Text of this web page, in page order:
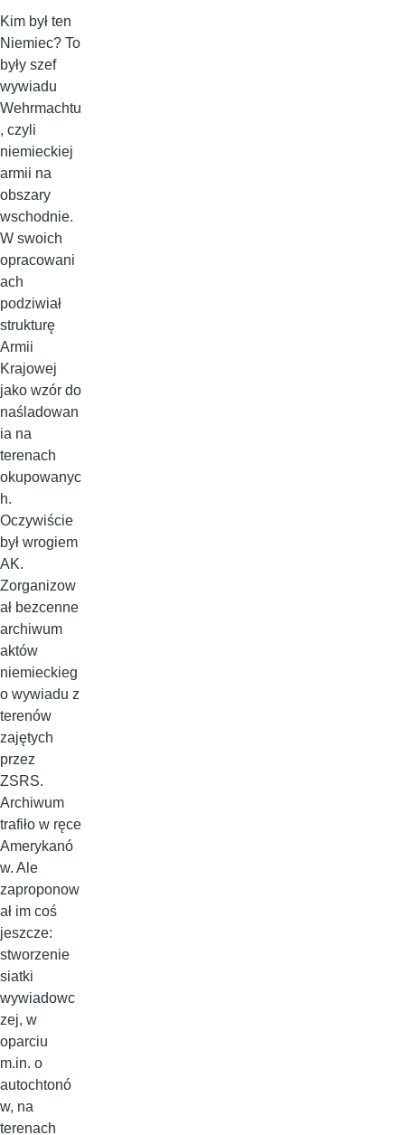
Kim był ten
Niemiec? To
były szef
wywiadu
Wehrmachtu
, czyli
niemieckiej
armii na
obszary
wschodnie.
W swoich
opracowani
ach
podziwiał
strukturę
Armii
Krajowej
jako wzór do
naśladowan
ia na
terenach
okupowanyc
h.
Oczywiście
był wrogiem
AK.
Zorganizow
ał bezcenne
archiwum
aktów
niemieckieg
o wywiadu z
terenów
zajętych
przez
ZSRS.
Archiwum
trafiło w ręce
Amerykanó
w. Ale
zaproponow
ał im coś
jeszcze:
stworzenie
siatki
wywiadowc
zej, w
oparciu
m.in. o
autochtonó
w, na
terenach